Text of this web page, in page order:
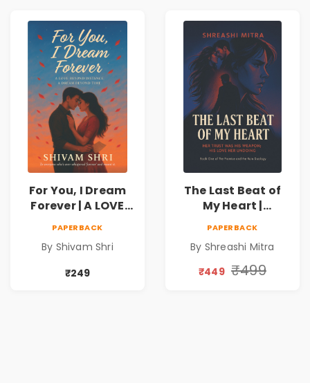
For You, I Dream
Forever | A LOVE
TIME
PAPERBACK
By Shivam Shri
₹249
The Last Beat of
My Heart |
Discount
PAPERBACK
By Shreashi Mitra
₹449 ₹499